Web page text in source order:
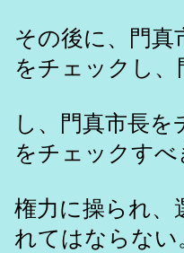
その後に、門真
をチェックし
し、門真市長
をチェックすべ
権力に操られ、
れてはならない